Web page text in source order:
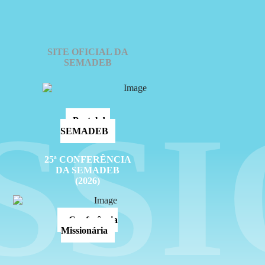
SITE OFICIAL DA
SEMADEB
Portal da
SEMADEB
25ª CONFERÊNCIA
DA SEMADEB
(2026)
Conferência
Missionária